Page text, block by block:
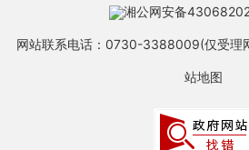
湘公网安备
网站联系电话：0730-3388009(仅受理
站地图